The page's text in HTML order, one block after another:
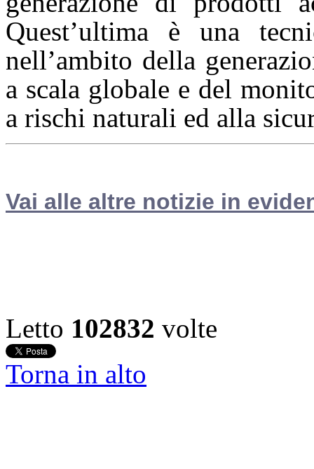
Quest’ultima è una
nell’ambito della
a scala globale e del
a rischi naturali ed alla
Vai alle altre notizie in
Letto 102832 volte
Torna in alto